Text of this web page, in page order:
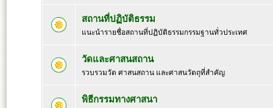
สถานที่ปฏิบัติธรรม
แนะนำรายชื่อสถานที่ปฏิบัติธรรมกรรมฐานทั่วประเทศ
วัดและศาสนสถาน
รวบรวมวัด ศาสนสถาน และศาสนวัตถุที่สำคัญ
พิธีกรรมทางศาสนา